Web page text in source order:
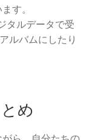
す。
タルデータで受
ルバムにしたり
め